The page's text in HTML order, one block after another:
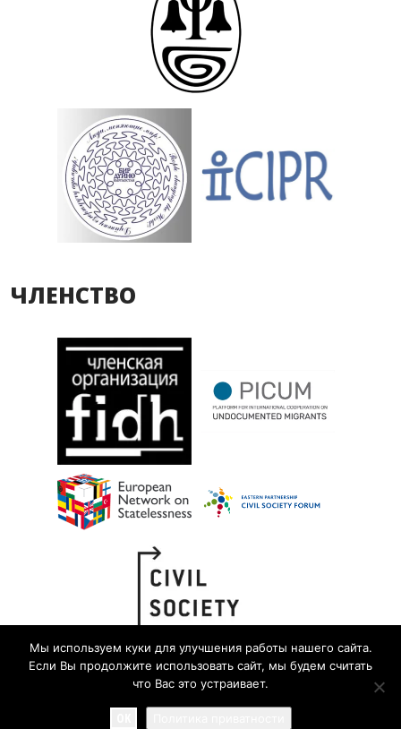
ЧЛЕНСТВО
Мы используем куки для улучшения работы нашего сайта.
Если Вы продолжите использовать сайт, мы будем считать
что Вас это устраивает.